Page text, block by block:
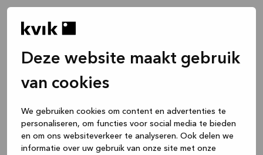
Deze website maakt gebruik
van cookies
We gebruiken cookies om content en advertenties te
personaliseren, om functies voor social media te bieden
en om ons websiteverkeer te analyseren. Ook delen we
informatie over uw gebruik van onze site met onze